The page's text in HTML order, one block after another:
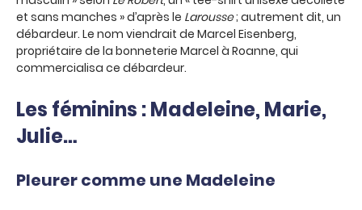
et sans manches » d’après le Larousse; autrement dit, un
débardeur. Le nom viendrait de Marcel Eisenberg,
propriétaire de la bonneterie Marcel à Roanne, qui
commercialisa ce débardeur.
Les féminins : Madeleine, Marie,
Julie…
Pleurer comme une Madeleine